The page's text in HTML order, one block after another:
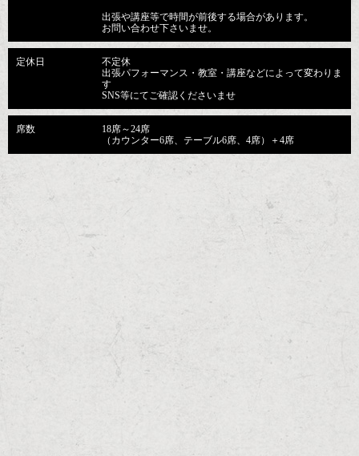
出張や講座等で時間が前後する場合があります。
お問い合わせ下さいませ。
定休日
不定休
出張パフォーマンス・教室・講座などによって変わりま
す
SNS等にてご確認くださいませ
席数
18席～24席
（カウンター6席、テーブル6席、4席）＋4席